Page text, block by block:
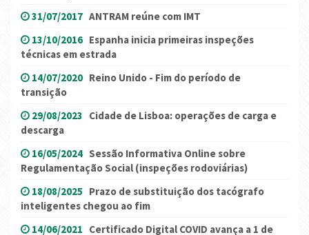
31/07/2017 ANTRAM reúne com IMT
13/10/2016 Espanha inicia primeiras inspeções
técnicas em estrada
14/07/2020 Reino Unido - Fim do período de
transição
29/08/2023 Cidade de Lisboa: operações de carga e
descarga
16/05/2024 Sessão Informativa Online sobre
Regulamentação Social (inspeções rodoviárias)
18/08/2025 Prazo de substituição dos tacógrafo
inteligentes chegou ao fim
14/06/2021 Certificado Digital COVID avança a 1 de